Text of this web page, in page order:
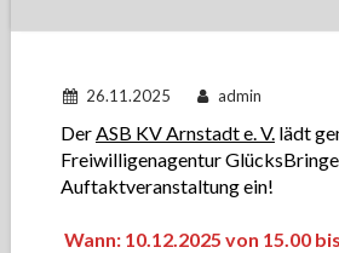
26.11.2025 admin
DerASB KV Arnstadt e. V.lädt
Freiwilligenagentur
Auftaktveranstaltung ein!
Wann: 10.12.2025 von 15.00